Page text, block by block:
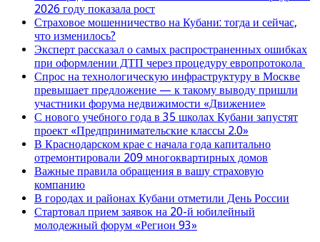
2026 году показала рост
Страховое мошенничество на Кубани: тогда и сейчас,
что изменилось?
Эксперт рассказал о самых распространенных ошибках
при оформлении ДТП через процедуру европротокола
Спрос на технологическую инфраструктуру в Москве
превышает предложение — к такому выводу пришли
участники форума недвижимости «Движение»
С нового учебного года в 35 школах Кубани запустят
проект «Предпринимательские классы 2.0»
В Краснодарском крае с начала года капитально
отремонтировали 209 многоквартирных домов
Важные правила обращения в вашу страховую
компанию
В городах и районах Кубани отметили День России
Стартовал прием заявок на 20-й юбилейный
молодежный форум «Регион 93»